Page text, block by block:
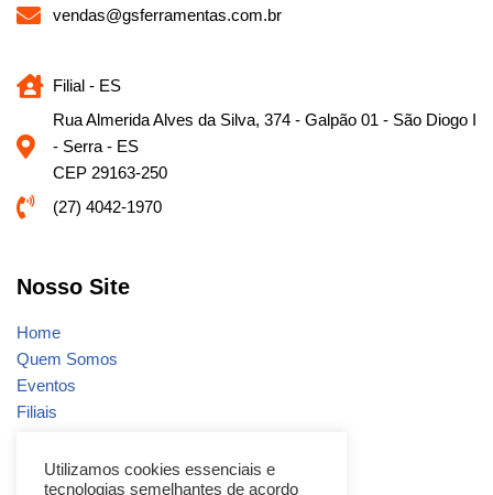
vendas@gsferramentas.com.br
Filial - ES
Rua Almerida Alves da Silva, 374 - Galpão 01 - São Diogo I
- Serra - ES
CEP 29163-250
(27) 4042-1970
Nosso Site
Home
Quem Somos
Eventos
Filiais
Fale conosco
Promoções
Utilizamos cookies essenciais e
tecnologias semelhantes de acordo